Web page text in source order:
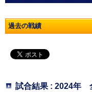
過去の戦績
試合結果 : 2024年